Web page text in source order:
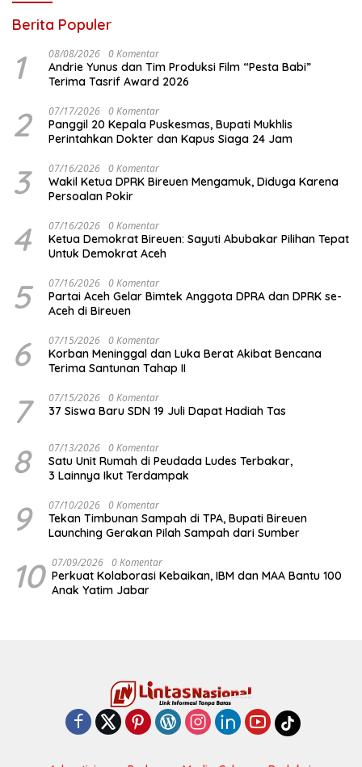
Berita Populer
1 08/08/2026 0 Komentar
Andrie Yunus dan Tim Produksi Film “Pesta Babi”
Terima Tasrif Award 2026
2 07/17/2026 0 Komentar
Panggil 20 Kepala Puskesmas, Bupati Mukhlis
Perintahkan Dokter dan Kapus Siaga 24 Jam
3 07/16/2026 0 Komentar
Wakil Ketua DPRK Bireuen Mengamuk, Diduga Karena
Persoalan Pokir
4 07/16/2026 0 Komentar
Ketua Demokrat Bireuen: Sayuti Abubakar Pilihan Tepat
Untuk Demokrat Aceh
5 07/16/2026 0 Komentar
Partai Aceh Gelar Bimtek Anggota DPRA dan DPRK se-
Aceh di Bireuen
6 07/15/2026 0 Komentar
Korban Meninggal dan Luka Berat Akibat Bencana
Terima Santunan Tahap II
7 07/15/2026 0 Komentar
37 Siswa Baru SDN 19 Juli Dapat Hadiah Tas
8 07/13/2026 0 Komentar
Satu Unit Rumah di Peudada Ludes Terbakar,
3 Lainnya Ikut Terdampak
9 07/10/2026 0 Komentar
Tekan Timbunan Sampah di TPA, Bupati Bireuen
Launching Gerakan Pilah Sampah dari Sumber
10 07/09/2026 0 Komentar
Perkuat Kolaborasi Kebaikan, IBM dan MAA Bantu 100
Anak Yatim Jabar